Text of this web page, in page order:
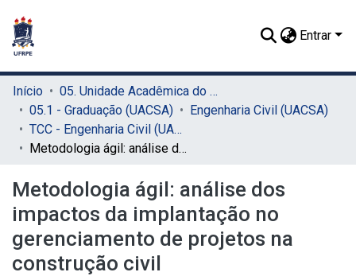
Entrar
Início
05. Unidade Acadêmica do Cabo de Santo Agostinho (UACSA)
05.1 - Graduação (UACSA)
Engenharia Civil (UACSA)
TCC - Engenharia Civil (UACSA)
Metodologia ágil: análise dos impactos da implantação no gerenciamento de projetos na construção civil
Metodologia ágil: análise dos
impactos da implantação no
gerenciamento de projetos na
construção civil